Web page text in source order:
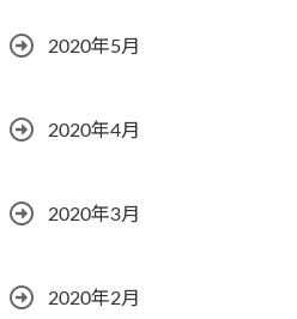
2020年5月
2020年4月
2020年3月
2020年2月